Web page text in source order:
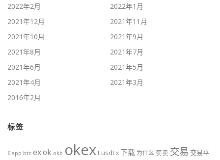
2022年2月
2022年1月
2021年12月
2021年11月
2021年10月
2021年9月
2021年8月
2021年7月
2021年6月
2021年5月
2021年4月
2021年3月
2016年2月
标签
6 app btc exok okb okext usdtx下载 为什么 买卖 交易 交易平